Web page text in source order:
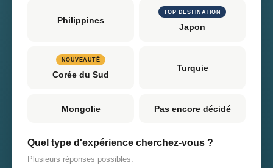
Philippines
TOP DESTINATION
Japon
NOUVEAUTÉ
Corée du Sud
Turquie
Mongolie Pas encore décidé
Quel type d'expérience cherchez-vous ?
Plusieurs réponses possibles.